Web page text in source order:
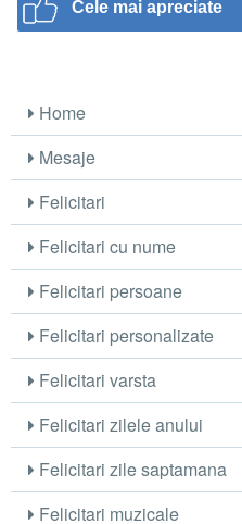
Cele mai apreciate
Home
Mesaje
Felicitari
Felicitari cu nume
Felicitari persoane
Felicitari personalizate
Felicitari varsta
Felicitari zilele anului
Felicitari zile saptamana
Felicitari muzicale